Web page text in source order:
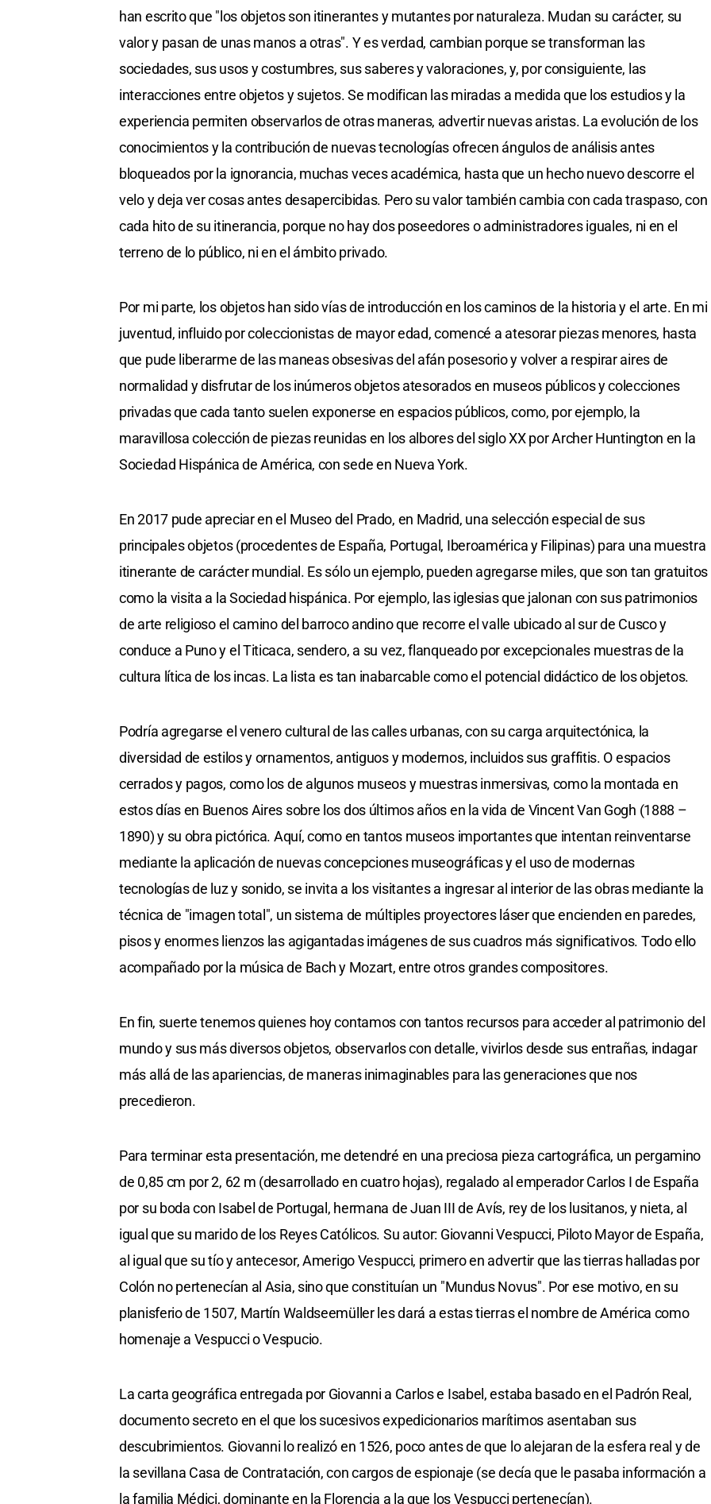
han escrito que "los objetos son itinerantes y mutantes por naturaleza. Mudan su carácter, su
valor y pasan de unas manos a otras". Y es verdad, cambian porque se transforman las
sociedades, sus usos y costumbres, sus saberes y valoraciones, y, por consiguiente, las
interacciones entre objetos y sujetos. Se modifican las miradas a medida que los estudios y la
experiencia permiten observarlos de otras maneras, advertir nuevas aristas. La evolución de los
conocimientos y la contribución de nuevas tecnologías ofrecen ángulos de análisis antes
bloqueados por la ignorancia, muchas veces académica, hasta que un hecho nuevo descorre el
velo y deja ver cosas antes desapercibidas. Pero su valor también cambia con cada traspaso, con
cada hito de su itinerancia, porque no hay dos poseedores o administradores iguales, ni en el
terreno de lo público, ni en el ámbito privado.
Por mi parte, los objetos han sido vías de introducción en los caminos de la historia y el arte. En mi
juventud, influido por coleccionistas de mayor edad, comencé a atesorar piezas menores, hasta
que pude liberarme de las maneas obsesivas del afán posesorio y volver a respirar aires de
normalidad y disfrutar de los inúmeros objetos atesorados en museos públicos y colecciones
privadas que cada tanto suelen exponerse en espacios públicos, como, por ejemplo, la
maravillosa colección de piezas reunidas en los albores del siglo XX por Archer Huntington en la
Sociedad Hispánica de América, con sede en Nueva York.
En 2017 pude apreciar en el Museo del Prado, en Madrid, una selección especial de sus
principales objetos (procedentes de España, Portugal, Iberoamérica y Filipinas) para una muestra
itinerante de carácter mundial. Es sólo un ejemplo, pueden agregarse miles, que son tan gratuitos
como la visita a la Sociedad hispánica. Por ejemplo, las iglesias que jalonan con sus patrimonios
de arte religioso el camino del barroco andino que recorre el valle ubicado al sur de Cusco y
conduce a Puno y el Titicaca, sendero, a su vez, flanqueado por excepcionales muestras de la
cultura lítica de los incas. La lista es tan inabarcable como el potencial didáctico de los objetos.
Podría agregarse el venero cultural de las calles urbanas, con su carga arquitectónica, la
diversidad de estilos y ornamentos, antiguos y modernos, incluidos sus graffitis. O espacios
cerrados y pagos, como los de algunos museos y muestras inmersivas, como la montada en
estos días en Buenos Aires sobre los dos últimos años en la vida de Vincent Van Gogh (1888 –
1890) y su obra pictórica. Aquí, como en tantos museos importantes que intentan reinventarse
mediante la aplicación de nuevas concepciones museográficas y el uso de modernas
tecnologías de luz y sonido, se invita a los visitantes a ingresar al interior de las obras mediante la
técnica de "imagen total", un sistema de múltiples proyectores láser que encienden en paredes,
pisos y enormes lienzos las agigantadas imágenes de sus cuadros más significativos. Todo ello
acompañado por la música de Bach y Mozart, entre otros grandes compositores.
En fin, suerte tenemos quienes hoy contamos con tantos recursos para acceder al patrimonio del
mundo y sus más diversos objetos, observarlos con detalle, vivirlos desde sus entrañas, indagar
más allá de las apariencias, de maneras inimaginables para las generaciones que nos
precedieron.
Para terminar esta presentación, me detendré en una preciosa pieza cartográfica, un pergamino
de 0,85 cm por 2, 62 m (desarrollado en cuatro hojas), regalado al emperador Carlos I de España
por su boda con Isabel de Portugal, hermana de Juan III de Avís, rey de los lusitanos, y nieta, al
igual que su marido de los Reyes Católicos. Su autor: Giovanni Vespucci, Piloto Mayor de España,
al igual que su tío y antecesor, Amerigo Vespucci, primero en advertir que las tierras halladas por
Colón no pertenecían al Asia, sino que constituían un "Mundus Novus". Por ese motivo, en su
planisferio de 1507, Martín Waldseemüller les dará a estas tierras el nombre de América como
homenaje a Vespucci o Vespucio.
La carta geográfica entregada por Giovanni a Carlos e Isabel, estaba basado en el Padrón Real,
documento secreto en el que los sucesivos expedicionarios marítimos asentaban sus
descubrimientos. Giovanni lo realizó en 1526, poco antes de que lo alejaran de la esfera real y de
la sevillana Casa de Contratación, con cargos de espionaje (se decía que le pasaba información a
la familia Médici, dominante en la Florencia a la que los Vespucci pertenecían).